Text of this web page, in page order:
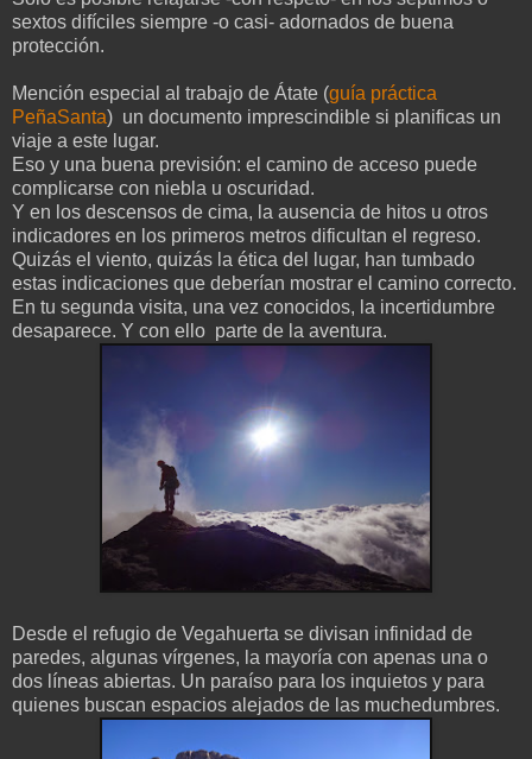
sextos difíciles siempre -o casi- adornados de buena
protección.
Mención especial al trabajo de Átate (guía práctica
PeñaSanta) un documento imprescindible si planificas un
viaje a este lugar.
Eso y una buena previsión: el camino de acceso puede
complicarse con niebla u oscuridad.
Y en los descensos de cima, la ausencia de hitos u otros
indicadores en los primeros metros dificultan el regreso.
Quizás el viento, quizás la ética del lugar, han tumbado
estas indicaciones que deberían mostrar el camino correcto.
En tu segunda visita, una vez conocidos, la incertidumbre
desaparece. Y con ello parte de la aventura.
Desde el refugio de Vegahuerta se divisan infinidad de
paredes, algunas vírgenes, la mayoría con apenas una o
dos líneas abiertas. Un paraíso para los inquietos y para
quienes buscan espacios alejados de las muchedumbres.